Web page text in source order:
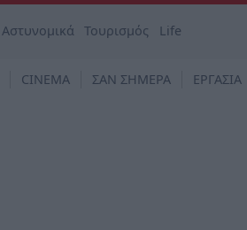
Αστυνομικά Τουρισμός Life
CINEMA ΣΑΝ ΣΗΜΕΡΑ ΕΡΓΑΣΙΑ